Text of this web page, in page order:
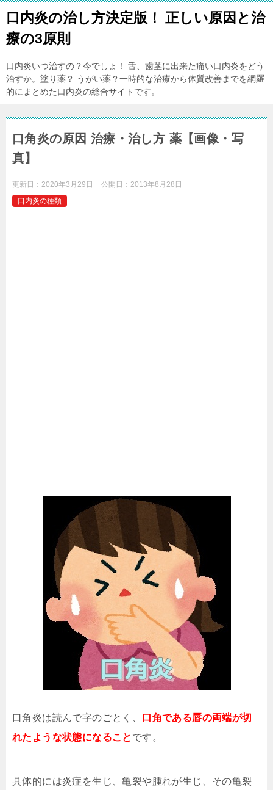
口内炎の治し方決定版！ 正しい原因と治
療の3原則
口内炎いつ治すの？今でしょ！ 舌、歯茎に出来た痛い口内炎をどう
治すか。塗り薬？ うがい薬？一時的な治療から体質改善までを網羅
的にまとめた口内炎の総合サイトです。
口角炎の原因 治療・治し方 薬【画像・写
真】
更新日： 2020年3月29日 公開日： 2013年8月28日
口内炎の種類
口角炎は読んで字のごとく、
口角である唇の両端が切
れたような状態になること です。
具体的には炎症を生じ、亀裂や腫れが生じ、その亀裂